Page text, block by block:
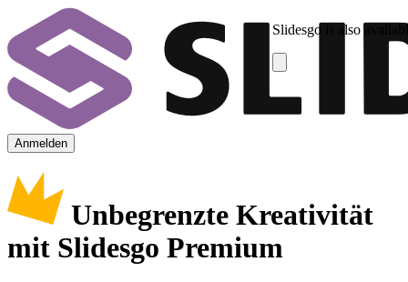
Slidesgo is also
Anmelden
Unbegrenzte Kreativität
mit Slidesgo Premium